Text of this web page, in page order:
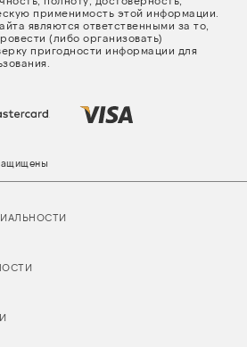
применимость этой информации.
являются ответственными за то,
(либо организовать)
пригодности информации для